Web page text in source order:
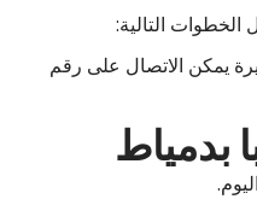
التالية:
يمكن الاتصال على رقم
بدمياط